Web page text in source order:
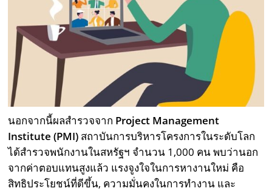
นอกจากนี้ผลสำรวจจาก Project Management
Institute (PMI) สถาบันการบริหารโครงการในระดับโลก
ได้สำรวจพนักงานในสหรัฐฯ จำนวน 1,000 คน พบว่านอก
จากค่าตอบแทนสูงแล้ว แรงจูงใจในการหางานใหม่ คือ
สิทธิประโยชน์ที่ดีขึ้น, ความมั่นคงในการทำงาน และ